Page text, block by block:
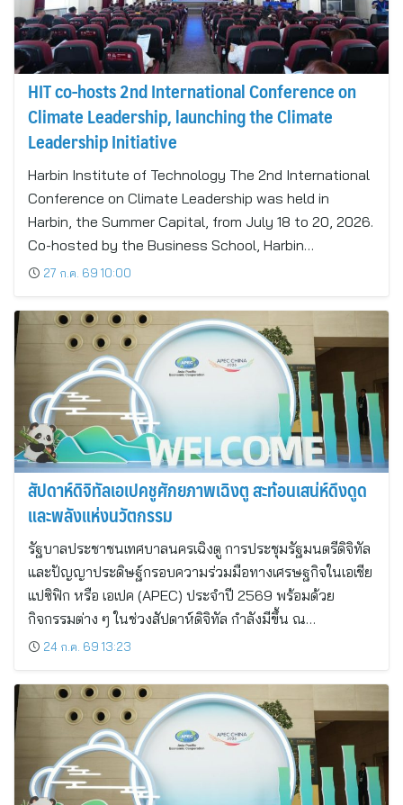
HIT co-hosts 2nd International Conference on
Climate Leadership, launching the Climate
Leadership Initiative
Harbin Institute of Technology The 2nd International
Conference on Climate Leadership was held in
Harbin, the Summer Capital, from July 18 to 20, 2026.
Co-hosted by the Business School, Harbin…
27 ก.ค. 69 10:00
สัปดาห์ดิจิทัลเอเปคชูศักยภาพเฉิงตู สะท้อนเสน่ห์ดึงดูด
และพลังแห่งนวัตกรรม
รัฐบาลประชาชนเทศบาลนครเฉิงตู การประชุมรัฐมนตรีดิจิทัล
และปัญญาประดิษฐ์กรอบความร่วมมือทางเศรษฐกิจในเอเชีย
แปซิฟิก หรือ เอเปค (APEC) ประจำปี 2569 พร้อมด้วย
กิจกรรมต่าง ๆ ในช่วงสัปดาห์ดิจิทัล กำลังมีขึ้น ณ…
24 ก.ค. 69 13:23